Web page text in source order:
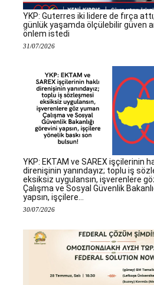
YKP: Guterres iki lidere de fırça
günlük yaşamda ölçülebilir güven
önlem istedi
31/07/2026
YKP: EKTAM ve SAREX işçilerinin
direnişinin yanındayız; toplu iş
eksiksiz uygulansın, işverenlere
Çalışma ve Sosyal Güvenlik
yapsın, işçilere...
30/07/2026